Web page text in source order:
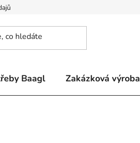
Baagl Zakázková výroba